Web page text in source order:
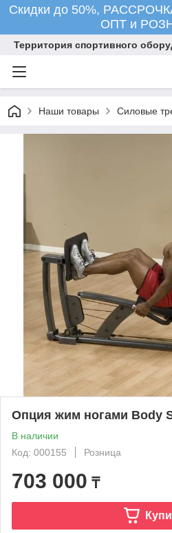
Скидки до 50%,
ОПТ и
Территория спортивного
Наши товары Силовые
Опция жим ногами Body
В наличии
Код: 000155
Розница
703 000 ₸